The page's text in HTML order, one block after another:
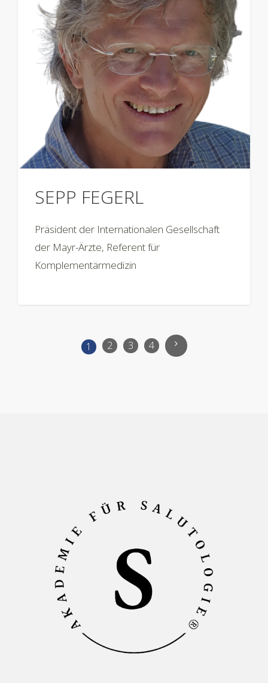
SEPP FEGERL
Präsident der Internationalen Gesellschaft
der Mayr-Ärzte, Referent für
Komplementärmedizin
1 2 3 4